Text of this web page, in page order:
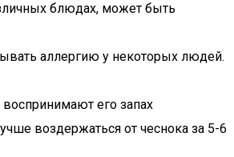
блюдах, может быть
аллергию у некоторых людей.
его запах
воздержаться от чеснока за 5-6